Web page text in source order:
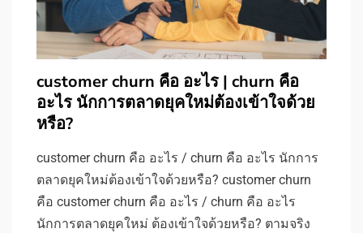
customer churn คือ อะไร | churn คือ
อะไร นักการตลาดยุคใหม่ต้องเข้าใจด้วย
หรือ?
customer churn คือ อะไร / churn คือ อะไร นักการ
ตลาดยุคใหม่ต้องเข้าใจด้วยหรือ? customer churn
คือ customer churn คือ อะไร / churn คือ อะไร
นักการตลาดยุคใหม่ ต้องเข้าใจด้วยหรือ? ตามจริง